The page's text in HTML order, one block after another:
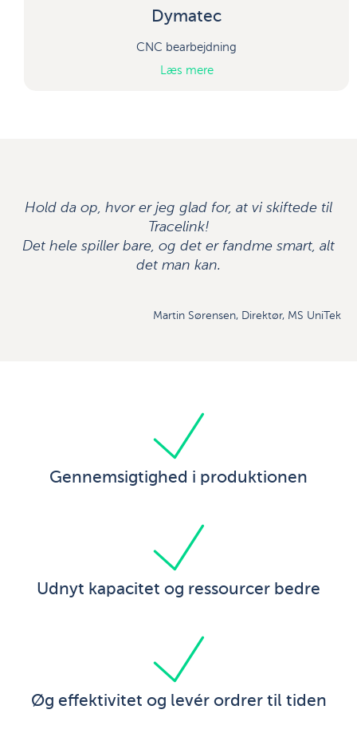
Dymatec
CNC bearbejdning
Læs mere
Hold da op, hvor er jeg glad for, at vi skiftede til
Tracelink!
Det hele spiller bare, og det er fandme smart, alt
det man kan.
Martin Sørensen, Direktør, MS UniTek
Gennemsigtighed i produktionen
Udnyt kapacitet og ressourcer bedre
Øg effektivitet og levér ordrer til tiden